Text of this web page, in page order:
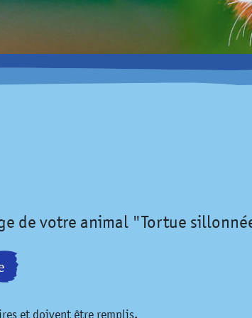
de votre animal "Tortue
et doivent être remplis.